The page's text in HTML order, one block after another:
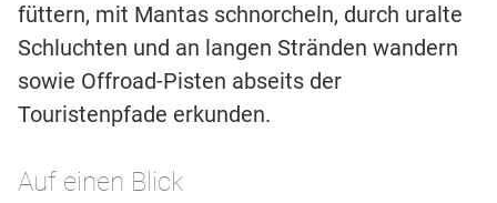
füttern, mit Mantas schnorcheln, durch uralte
Schluchten und an langen Stränden wandern
sowie Offroad-Pisten abseits der
Touristenpfade erkunden.
Auf einen Blick